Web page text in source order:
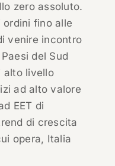
zero assoluto.
ordini fino alle
venire incontro
del Sud
alto livello
ad alto valore
EET di
di crescita
opera, Italia